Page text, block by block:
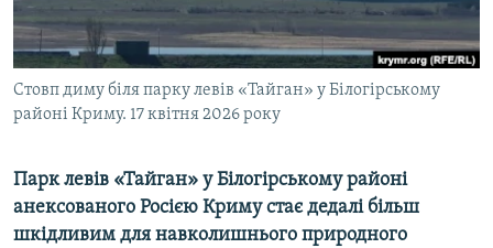
УКРАЇНСЬКА ПРОБЛЕМА КРИМУ
ІНФОГРАФІКА
ДОЛУЧАЙСЯ!
Стовп диму біля парку левів «Тайган» у Білогірському
районі Криму. 17 квітня 2026 року
Парк левів «Тайган» у Білогірському районі
анексованого Росією Криму стає дедалі більш
шкідливим для навколишнього природного